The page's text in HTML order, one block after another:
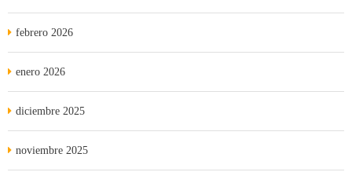
febrero 2026
enero 2026
diciembre 2025
noviembre 2025